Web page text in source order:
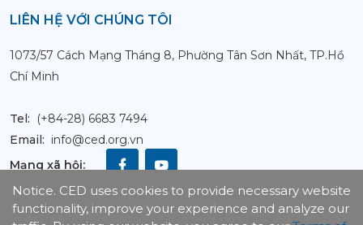
LIÊN HỆ VỚI CHÚNG TÔI
1073/57 Cách Mạng Tháng 8, Phường Tân Sơn Nhất, TP.Hồ
Chí Minh
Tel: (+84-28) 6683 7494
Email: info@ced.org.vn
Mạng xã hội:
truy
Notice. CED uses cookies to provide necessary website
functionality, improve your experience and analyze our